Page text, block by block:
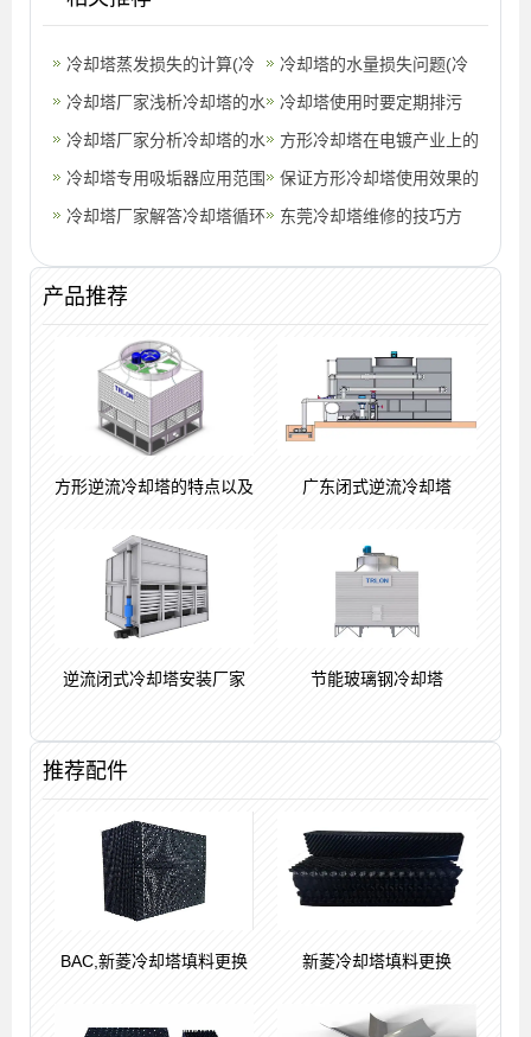
冷却塔蒸发损失的计算(冷
却塔蒸发的损失怎么计算)
冷却塔的水量损失问题(冷
却塔水损失怎么算)
冷却塔厂家浅析冷却塔的水
量损失问题(冷却塔设备好
坏判断)
冷却塔使用时要定期排污
(开式冷却塔需要定期排污
吗)
冷却塔厂家分析冷却塔的水
量损失原因(如何判断冷却
塔设备好
方形冷却塔在电镀产业上的
应用(方形冷却塔研发)
冷却塔专用吸垢器应用范围
(冷却塔除垢剂的使用比例)
保证方形冷却塔使用效果的
方法,方形冷却塔填料
冷却塔厂家解答冷却塔循环
(冷却塔
东莞冷却塔维修的技巧方
产品推荐
方形逆流冷却塔的特点以及 广东闭式逆流冷却塔
逆流闭式冷却塔安装厂家 节能玻璃钢冷却塔
推荐配件
BAC,新菱冷却塔填料更换 新菱冷却塔填料更换